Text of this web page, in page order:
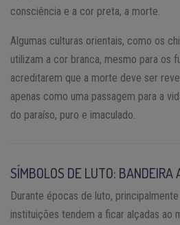
consciência e a cor preta, a morte.
Algumas culturas orientais, como os
utilizam a cor branca, mesmo para os
acreditarem que a morte deve ser
apenas como uma passagem para a
do paraíso, puro e imaculado.
SÍMBOLOS DE LUTO: BANDEIRA
Durante épocas de luto,
instituições tendem a ficar alçadas ao